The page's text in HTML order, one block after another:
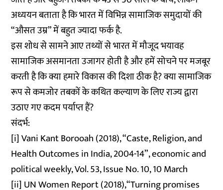
अध्ययन बताता है कि भारत में विभिन्न सामाजिक समुदायों की
“औसत उम्र” में बहुत ज्यादा फर्क है.
इस शोध से सामने आए तथ्यों से भारत में मौजूद भयावह
सामाजिक असमानता उजागर होती है और हमें सोचने पर मजबूर
करती है कि क्या हमारे विकास की दिशा ठीक है? क्या सामाजिक
रूप से कमजोर तबकों के कथित कल्याण के लिए राज्य द्वारा
उठाए गए कदम पर्याप्त हैं?
संदर्भ:
[i] Vani Kant Borooah (2018), “Caste, Religion, and
Health Outcomes in India, 2004-14”, economic and
political weekly, Vol. 53, Issue No. 10, 10 March
[ii] UN Women Report (2018),“Turning promises